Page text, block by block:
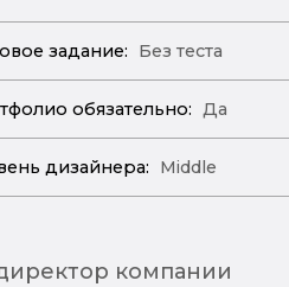
задание: Без теста
обязательно: Да
дизайнера: Middle
компании